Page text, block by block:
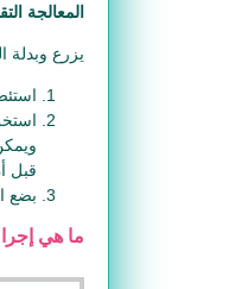
المعالجة
يزرع وبدلة
قبل
بضع
ما هي